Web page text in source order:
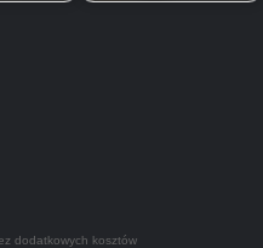
dodatkowych kosztów